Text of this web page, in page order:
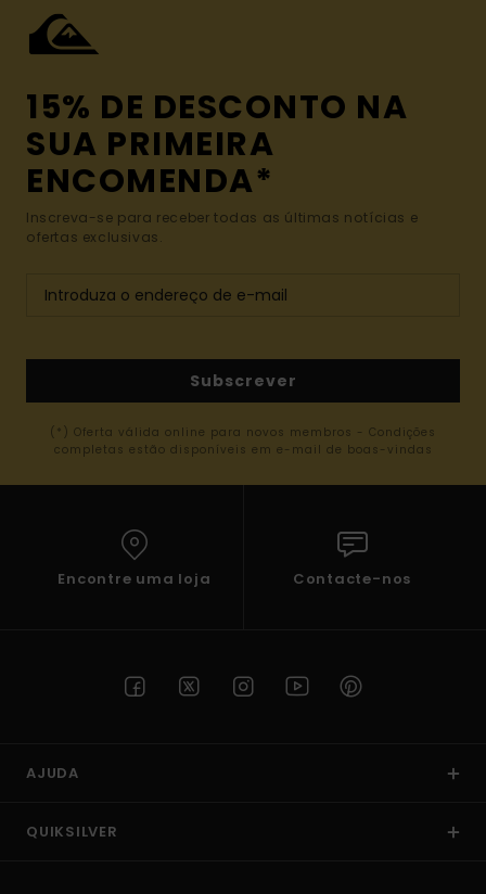
15% DE DESCONTO NA
SUA PRIMEIRA
ENCOMENDA*
Inscreva-se para receber todas as últimas notícias e
ofertas exclusivas.
Subscrever
(*) Oferta válida online para novos membros - Condições
completas estão disponíveis em e-mail de boas-vindas
Encontre uma loja Contacte-nos
AJUDA
QUIKSILVER